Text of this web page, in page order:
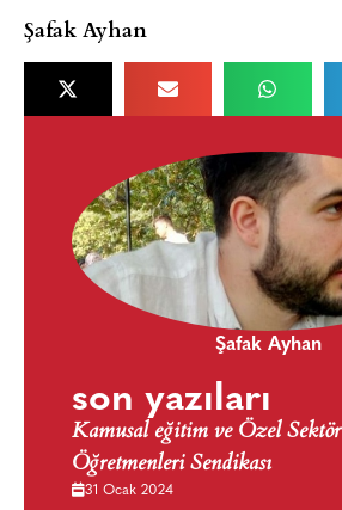
Şafak Ayhan
Şafak Ayhan
son yazıları
Kamusal eğitim ve Özel Sektör
Öğretmenleri Sendikası
31 Ocak 2024